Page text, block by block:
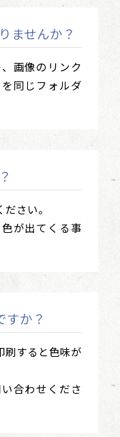
ませんか？
画像のリンク
同じフォルダ
さい。
が出てくる事
すか？
刷すると色味が
合わせくださ